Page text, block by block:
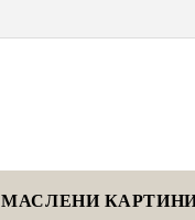
МАСЛЕНИ